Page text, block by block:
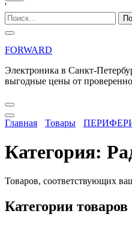
'
Найти:
FORWARD
Электроника в Санкт-
выгодные цены от
Главная Товары
Категория:
Товаров, соответствующих
Категории товаров